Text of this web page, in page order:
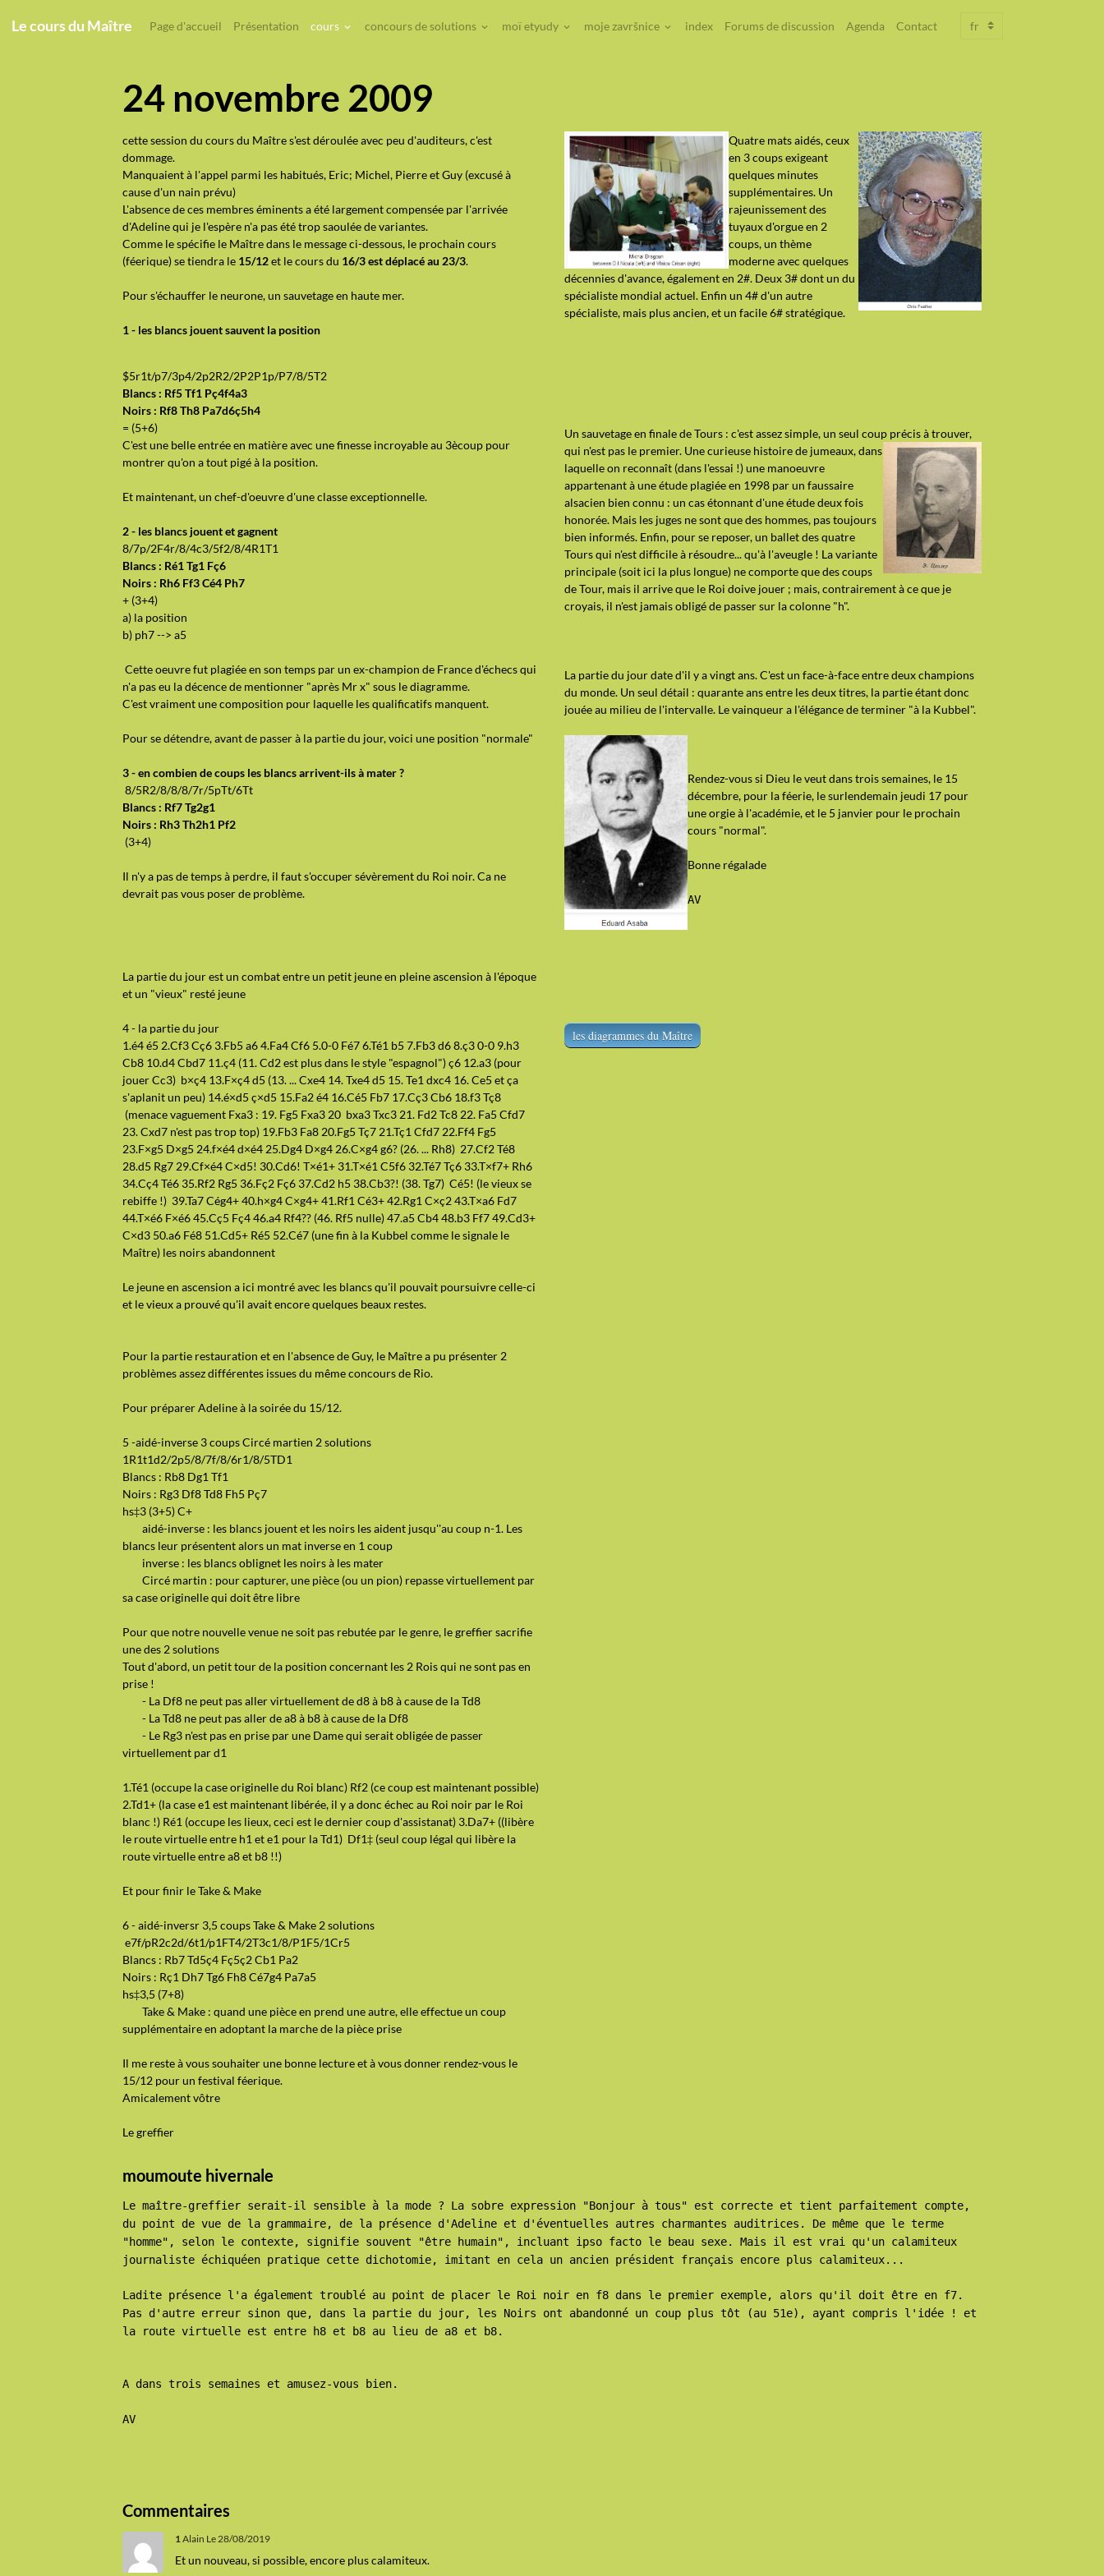
Le cours du Maître Page d'accueil Présentation cours concours de solutions moï etyudy moje završnice index Forums de discussion Agenda Contact
24 novembre 2009
cette session du cours du Maître s'est déroulée avec peu d'auditeurs, c'est
dommage.
Manquaient à l'appel parmi les habitués, Eric; Michel, Pierre et Guy (excusé à
cause d'un nain prévu)
L'absence de ces membres éminents a été largement compensée par l'arrivée
d'Adeline qui je l'espère n'a pas été trop saoulée de variantes.
Comme le spécifie le Maître dans le message ci-dessous, le prochain cours
(féerique) se tiendra le 15/12et le cours du 16/3 est déplacé au 23/3.
Pour s'échauffer le neurone, un sauvetage en haute mer.
1 - les blancs jouent sauvent la position
$5r1t/p7/3p4/2p2R2/2P2P1p/P7/8/5T2
Blancs : Rf5 Tf1 Pç4f4a3
Noirs : Rf8 Th8 Pa7d6ç5h4
= (5+6)
C'est une belle entrée en matière avec une finesse incroyable au 3ècoup pour
montrer qu'on a tout pigé à la position.
Et maintenant, un chef-d'oeuvre d'une classe exceptionnelle.
2 - les blancs jouent et gagnent
8/7p/2F4r/8/4c3/5f2/8/4R1T1
Blancs : Ré1 Tg1 Fç6
Noirs : Rh6 Ff3 Cé4 Ph7
+ (3+4)
a) la position
b) ph7 --> a5
Cette oeuvre fut plagiée en son temps par un ex-champion de France d'échecs qui
n'a pas eu la décence de mentionner "après Mr x" sous le diagramme.
C'est vraiment une composition pour laquelle les qualificatifs manquent.
Pour se détendre, avant de passer à la partie du jour, voici une position "normale"
3 - en combien de coups les blancs arrivent-ils à mater ?
8/5R2/8/8/8/7r/5pTt/6Tt
Blancs : Rf7 Tg2g1
Noirs : Rh3 Th2h1 Pf2
(3+4)
Il n'y a pas de temps à perdre, il faut s'occuper sévèrement du Roi noir. Ca ne
devrait pas vous poser de problème.
Quatre mats aidés, ceux
en 3 coups exigeant
quelques minutes
supplémentaires. Un
rajeunissement des
tuyaux d'orgue en 2
coups, un thème
moderne avec quelques
décennies d'avance, également en 2#. Deux 3# dont un du
spécialiste mondial actuel. Enfin un 4# d'un autre
spécialiste, mais plus ancien, et un facile 6# stratégique.
Un sauvetage en finale de Tours : c'est assez simple, un seul coup précis à trouver,
qui n'est pas le premier. Une curieuse histoire de jumeaux, dans
laquelle on reconnaît (dans l'essai !) une manoeuvre
appartenant à une étude plagiée en 1998 par un faussaire
alsacien bien connu : un cas étonnant d'une étude deux fois
honorée. Mais les juges ne sont que des hommes, pas toujours
bien informés. Enfin, pour se reposer, un ballet des quatre
Tours qui n'est difficile à résoudre... qu'à l'aveugle ! La variante
principale (soit ici la plus longue) ne comporte que des coups
de Tour, mais il arrive que le Roi doive jouer ; mais, contrairement à ce que je
croyais, il n'est jamais obligé de passer sur la colonne "h".
La partie du jour date d'il y a vingt ans. C'est un face-à-face entre deux champions
du monde. Un seul détail : quarante ans entre les deux titres, la partie étant donc
jouée au milieu de l'intervalle. Le vainqueur a l'élégance de terminer "à la Kubbel".
Rendez-vous si Dieu le veut dans trois semaines, le 15
décembre, pour la féerie, le surlendemain jeudi 17 pour
une orgie à l'académie, et le 5 janvier pour le prochain
cours "normal".
Bonne régalade
AV
La partie du jour est un combat entre un petit jeune en pleine ascension à l'époque
et un "vieux" resté jeune
4 - la partie du jour
1.é4 é5 2.Cf3 Cç6 3.Fb5 a6 4.Fa4 Cf6 5.0-0 Fé7 6.Té1 b5 7.Fb3 d6 8.ç3 0-0 9.h3
Cb8 10.d4 Cbd7 11.ç4 (11. Cd2 est plus dans le style "espagnol") ç6 12.a3 (pour
jouer Cc3) b×ç4 13.F×ç4 d5 (13. ... Cxe4 14. Txe4 d5 15. Te1 dxc4 16. Ce5 et ça
s'aplanit un peu) 14.é×d5 ç×d5 15.Fa2 é4 16.Cé5 Fb7 17.Cç3 Cb6 18.f3 Tç8
(menace vaguement Fxa3 : 19. Fg5 Fxa3 20 bxa3 Txc3 21. Fd2 Tc8 22. Fa5 Cfd7
23. Cxd7 n'est pas trop top) 19.Fb3 Fa8 20.Fg5 Tç7 21.Tç1 Cfd7 22.Ff4 Fg5
23.F×g5 D×g5 24.f×é4 d×é4 25.Dg4 D×g4 26.C×g4 g6? (26. ... Rh8) 27.Cf2 Té8
28.d5 Rg7 29.Cf×é4 C×d5! 30.Cd6! T×é1+ 31.T×é1 C5f6 32.Té7 Tç6 33.T×f7+ Rh6
34.Cç4 Té6 35.Rf2 Rg5 36.Fç2 Fç6 37.Cd2 h5 38.Cb3?! (38. Tg7) Cé5! (le vieux se
rebiffe !) 39.Ta7 Cég4+ 40.h×g4 C×g4+ 41.Rf1 Cé3+ 42.Rg1 C×ç2 43.T×a6 Fd7
44.T×é6 F×é6 45.Cç5 Fç4 46.a4 Rf4?? (46. Rf5 nulle) 47.a5 Cb4 48.b3 Ff7 49.Cd3+
C×d3 50.a6 Fé8 51.Cd5+ Ré5 52.Cé7 (une fin à la Kubbel comme le signale le
Maître) les noirs abandonnent
Le jeune en ascension a ici montré avec les blancs qu'il pouvait poursuivre celle-ci
et le vieux a prouvé qu'il avait encore quelques beaux restes.
Pour la partie restauration et en l'absence de Guy, le Maître a pu présenter 2
problèmes assez différentes issues du même concours de Rio.
Pour préparer Adeline à la soirée du 15/12.
5 -aidé-inverse 3 coups Circé martien 2 solutions
1R1t1d2/2p5/8/7f/8/6r1/8/5TD1
Blancs : Rb8 Dg1 Tf1
Noirs : Rg3 Df8 Td8 Fh5 Pç7
hs‡3 (3+5) C+
aidé-inverse : les blancs jouent et les noirs les aident jusqu''au coup n-1. Les
blancs leur présentent alors un mat inverse en 1 coup
inverse : les blancs oblignet les noirs à les mater
Circé martin : pour capturer, une pièce (ou un pion) repasse virtuellement par
sa case originelle qui doit être libre
Pour que notre nouvelle venue ne soit pas rebutée par le genre, le greffier sacrifie
une des 2 solutions
Tout d'abord, un petit tour de la position concernant les 2 Rois qui ne sont pas en
prise !
- La Df8 ne peut pas aller virtuellement de d8 à b8 à cause de la Td8
- La Td8 ne peut pas aller de a8 à b8 à cause de la Df8
- Le Rg3 n'est pas en prise par une Dame qui serait obligée de passer
virtuellement par d1
1.Té1 (occupe la case originelle du Roi blanc) Rf2 (ce coup est maintenant possible)
2.Td1+ (la case e1 est maintenant libérée, il y a donc échec au Roi noir par le Roi
blanc !) Ré1 (occupe les lieux, ceci est le dernier coup d'assistanat) 3.Da7+ ((libère
le route virtuelle entre h1 et e1 pour la Td1) Df1‡ (seul coup légal qui libère la
route virtuelle entre a8 et b8 !!)
Et pour finir le Take & Make
6 - aidé-inversr 3,5 coups Take & Make 2 solutions
e7f/pR2c2d/6t1/p1FT4/2T3c1/8/P1F5/1Cr5
Blancs : Rb7 Td5ç4 Fç5ç2 Cb1 Pa2
Noirs : Rç1 Dh7 Tg6 Fh8 Cé7g4 Pa7a5
hs‡3,5 (7+8)
Take & Make : quand une pièce en prend une autre, elle effectue un coup
supplémentaire en adoptant la marche de la pièce prise
Il me reste à vous souhaiter une bonne lecture et à vous donner rendez-vous le
15/12 pour un festival féerique.
Amicalement vôtre
Le greffier
les diagrammes du Maître
moumoute hivernale
Le maître-greffier serait-il sensible à la mode ? La sobre expression "Bonjour à tous" est correcte et tient parfaitement compte,
du point de vue de la grammaire, de la présence d'Adeline et d'éventuelles autres charmantes auditrices. De même que le terme
"homme", selon le contexte, signifie souvent "être humain", incluant ipso facto le beau sexe. Mais il est vrai qu'un calamiteux
journaliste échiquéen pratique cette dichotomie, imitant en cela un ancien président français encore plus calamiteux...
Ladite présence l'a également troublé au point de placer le Roi noir en f8 dans le premier exemple, alors qu'il doit être en f7.
Pas d'autre erreur sinon que, dans la partie du jour, les Noirs ont abandonné un coup plus tôt (au 51e), ayant compris l'idée ! et
la route virtuelle est entre h8 et b8 au lieu de a8 et b8.
A dans trois semaines et amusez-vous bien.
AV
Commentaires
1Alain Le 28/08/2019
Et un nouveau, si possible, encore plus calamiteux.